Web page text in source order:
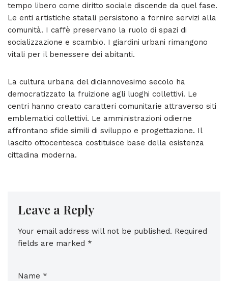
tempo libero come diritto sociale discende da quel fase.
Le enti artistiche statali persistono a fornire servizi alla
comunità. I caffè preservano la ruolo di spazi di
socializzazione e scambio. I giardini urbani rimangono
vitali per il benessere dei abitanti.
La cultura urbana del diciannovesimo secolo ha
democratizzato la fruizione agli luoghi collettivi. Le
centri hanno creato caratteri comunitarie attraverso siti
emblematici collettivi. Le amministrazioni odierne
affrontano sfide simili di sviluppo e progettazione. Il
lascito ottocentesca costituisce base della esistenza
cittadina moderna.
Leave a Reply
Your email address will not be published. Required
fields are marked *
Name *